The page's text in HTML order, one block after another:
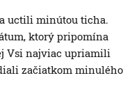
uctili minútou ticha.
ktorý pripomína
Vsi najviac upriamili
začiatkom minulého